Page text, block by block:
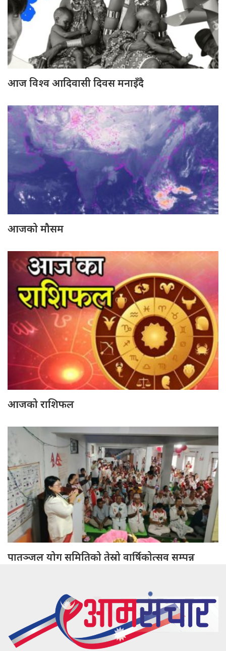
आज विश्व आदिवासी दिवस मनाइँदै
आजको मौसम
आजको राशिफल
पातञ्जल योग समितिको तेस्रो वार्षिकोत्सव सम्पन्न